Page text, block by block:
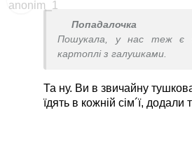
Попадалочка
Пошукала, у нас теж є
картоплі з галушками.
Та ну. Ви в звичайну
їдять в кожній сім´ї, додали